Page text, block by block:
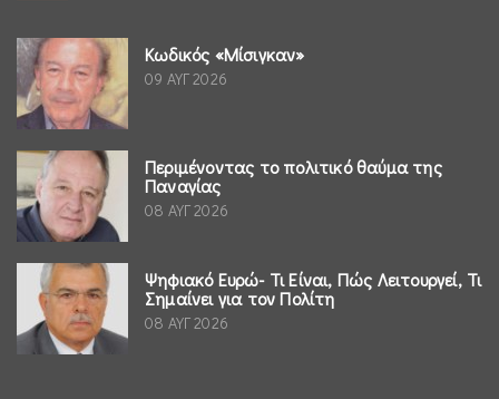
Κωδικός «Μίσιγκαν»
09 ΑΥΓ 2026
Περιμένοντας το πολιτικό θαύμα της
Παναγίας
08 ΑΥΓ 2026
Ψηφιακό Ευρώ- Τι Είναι, Πώς Λειτουργεί, Τι
Σημαίνει για τον Πολίτη
08 ΑΥΓ 2026